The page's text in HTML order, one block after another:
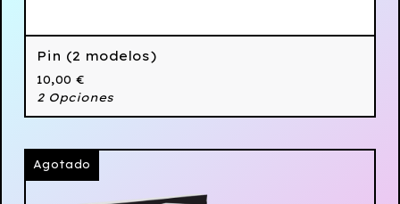
Pin (2 modelos)
10,00 €
2 Opciones
Agotado